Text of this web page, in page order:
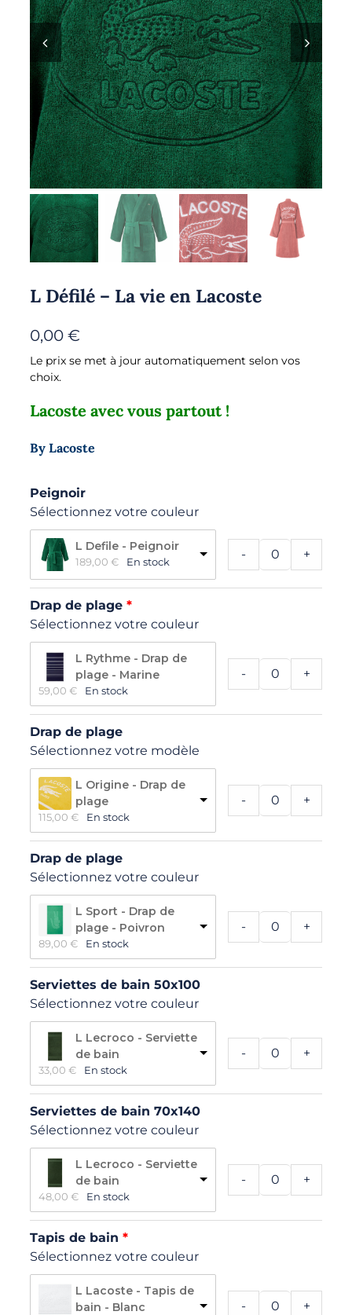
L Défilé – La vie en Lacoste
0,00 €
Le prix se met à jour automatiquement selon vos
choix.
Lacoste avec vous partout !
By Lacoste
Peignoir
Sélectionnez votre couleur
L Defile - Peignoir
189,00 € En stock - +
Drap de plage
Sélectionnez votre couleur
L Rythme - Drap de
plage - Marine
59,00 € En stock
- +
Drap de plage
Sélectionnez votre modèle
L Origine - Drap de
plage
115,00 € En stock
- +
Drap de plage
Sélectionnez votre couleur
L Sport - Drap de
plage - Poivron
89,00 € En stock
- +
Serviettes de bain 50x100
Sélectionnez votre couleur
L Lecroco - Serviette
de bain
33,00 € En stock
- +
Serviettes de bain 70x140
Sélectionnez votre couleur
L Lecroco - Serviette
de bain
48,00 € En stock
- +
Tapis de bain
Sélectionnez votre couleur
L Lacoste - Tapis de
bain - Blanc
- +